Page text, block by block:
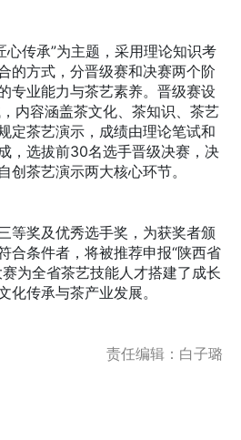
传承”为主题，采用理论知识考
的方式，分晋级赛和决赛两个阶
专业能力与茶艺素养。晋级赛设
内容涵盖茶文化、茶知识、茶艺
定茶艺演示，成绩由理论笔试和
，选拔前30名选手晋级决赛，决
创茶艺演示两大核心环节。
奖及优秀选手奖，为获奖者颁
合条件者，将被推荐申报“陕西省
为全省茶艺技能人才搭建了成长
化传承与茶产业发展。
责任编辑：白子璐